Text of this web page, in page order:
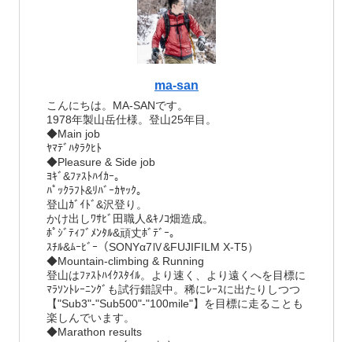
ma-san
こんにちは。MA-SANです。
1978年製山岳仕様。登山25年目。
◆Main job
ﾔﾏﾃﾞﾊﾀﾗｸﾋﾄ
◆Pleasure & Side job
ﾖｷﾞ&ﾌｧｽﾄﾊｲｶｰ。
ﾊﾟｯｸﾗﾌﾄ&ﾘﾊﾞｰｶﾔｯｸ。
登山ｶﾞｲﾄﾞ&沢登り。
かけ出しﾜｻﾋﾞ田職人&ｷﾉｺ畑造成。
ﾎﾟｼﾞﾃｨﾌﾞﾒﾝﾀﾙ&頑丈ﾎﾞﾃﾞｰ。
ｽﾁﾙ&ﾑｰﾋﾞｰ（SONYα7Ⅳ&FUJIFILM X-T5）
◆Mountain-climbing & Running
登山はﾌｧｽﾄﾊｲｸｽﾀｲﾙ。より速く、より遠くへを目標に
ﾏﾗｿﾝﾄﾚｰﾆﾝｸﾞも試行錯誤中。稀にﾚｰｽに出たりしつつ
【"Sub3"-"Sub500"-"100mile"】を目標に走ることも
楽しんでいます。
◆Marathon results